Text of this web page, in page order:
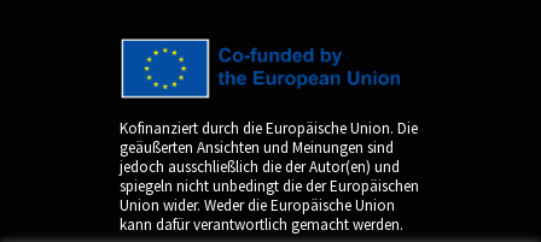
Kofinanziert durch die Europäische Union. Die
geäußerten Ansichten und Meinungen sind
jedoch ausschließlich die der Autor(en) und
spiegeln nicht unbedingt die der Europäischen
Union wider. Weder die Europäische Union
kann dafür verantwortlich gemacht werden.